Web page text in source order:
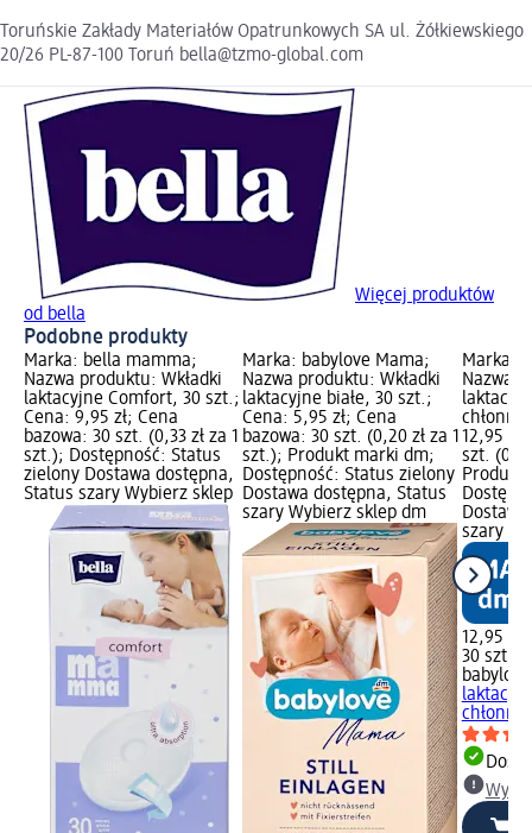
Toruńskie Zakłady Materiałów Opatrunkowych SA ul. Żółkiewskiego
20/26 PL-87-100 Toruń bella@tzmo-global.com
Więcej produktów
od bella
Podobne produkty
Marka: bella mamma;
Nazwa produktu: Wkładki
laktacyjne Comfort, 30 szt.;
Cena: 9,95 zł; Cena
bazowa: 30 szt. (0,33 zł za 1
szt.); Dostępność: Status
zielony Dostawa dostępna,
Status szary Wybierz sklep
Marka: babylove Mama;
Nazwa produktu: Wkładki
laktacyjne białe, 30 szt.;
Cena: 5,95 zł; Cena
bazowa: 30 szt. (0,20 zł za 1
szt.); Produkt marki dm;
Dostępność: Status zielony
Dostawa dostępna, Status
szary Wybierz sklep dm
Marka:
Nazwa
12,95
szt.
Produkt
szary
12,95 zł
30 szt.